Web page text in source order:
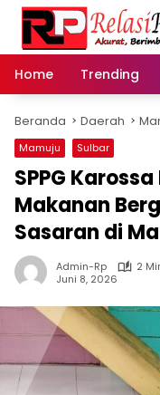
Langsung
konten
Home
Trending
Beranda Daerah
Mamuju Sulbar
SPPG
Makanan
Sasaran di
Admin-Rp
2
Juni 8, 2026